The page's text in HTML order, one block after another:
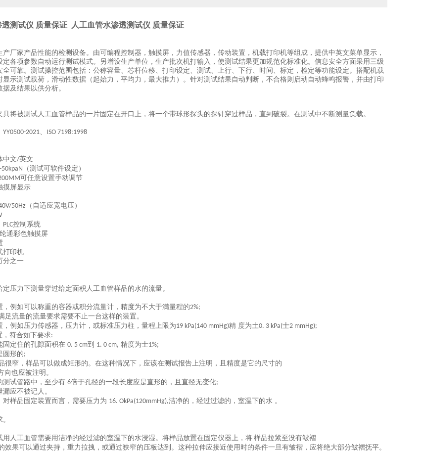
透测试仪 质量保证 人工血管水渗透测试仪 质量保证
产厂家产品性能的检测设备。由可编程控制器，触摸屏，力值传感器，传动装置，机载打印机等组成，提供中英文菜单显示，
定各项参数自动运行测试模式。另增设生产单位，生产批次机打输入，使测试结果更加规范化标准化。信息安全方面采用三级
全可靠。测试操控范围包括：公称容量、芯杆位移、打印设定、测试、上行、下行、时间、标定，检定等功能设定。搭配机载
显示测试载荷，滑动性数据（起始力，平均力， 最大推力）。针对测试结果自动判断，不合格则启动自动蜂鸣报警，并由打印
及结果以供分析。
具将被测试人工血管样品的一片固定在开口上，将一个带球形探头的探针穿过样品，直到破裂。在测试中不断测量负载。
YY0500-2021、 ISO 7198:1998
中文/英文
50kpaN （测试可软件设定）
可任意设置手动调节
摸屏显示
50Hz （自适应宽电压）
PLC控制系统
通彩色触摸屏
打印机
分之一
压力下测量穿过给定面积人工血管样品的水的流量。
，例如可以称重的容器或积分流量计，精度为不大于满量程的2%;
足流量的流量要求需要不止一台这样的装置。
，例如压力传感器，压力计，或标准压力柱，量程上限为19 kPa(140 mmHg)精 度为土0. 3 kPa(士2 mmHg);
，符合如下要求:
固定住的孔隙面积在 0. 5 cm到 1. 0 cm, 精度为士1%;
圆形的;
很窄，样品可以做成矩形的。在这种情况下，应该在测试报告上注明，且精度是它的尺寸的
向也应被注明。
测试管路中，至少有 6倍于孔径的一段长度应是直形的，且直径无变化;
应不被记人。
对样品固定装置而言，需要压力为 16. OkPa(120mmHg),洁净的，经过过滤的，室温下的水 。
用人工血管需要用洁净的经过滤的室温下的水浸湿。将样品放置在固定仪器上，将 样品拉紧至没有皱褶
效果可以通过夹持，重力拉拽，或通过狭窄的压板达到。这种拉伸应接近使用时的条件一旦有皱褶，应将绝大部分皱褶抚平。